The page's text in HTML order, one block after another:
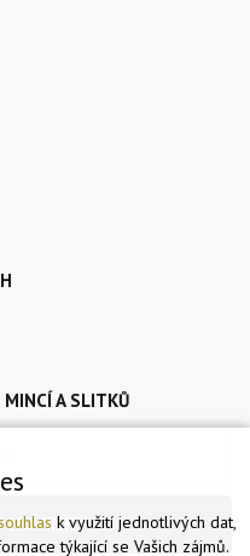
MINCÍ A SLITKŮ
NOVINKYk využití jednotlivých dat,
týkající se Vašich zájmů.